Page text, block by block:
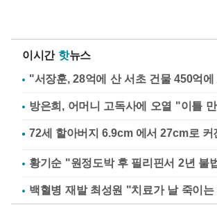
이시간 핫뉴스
"서장훈, 28억에 산 서초 건물 450억
방은희, 어머니 고독사에 오열 "이틀
황기순 "원정도박 후 필리핀서 2년 불
백혈병 재발 최성원 "치료가 날 죽이